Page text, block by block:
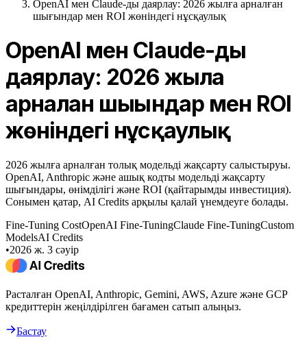
OpenAI мен Claude-ды даярлау: 2026 жылға арналған
шығындар мен ROI жөніндегі нұсқаулық
OpenAI мен Claude-ды
даярлау: 2026 жылға
арналған шығындар мен ROI
жөніндегі нұсқаулық
2026 жылға арналған толық модельді жақсарту салыстыруы.
OpenAI, Anthropic және ашық кодты модельді жақсарту
шығындары, өнімділігі және ROI (қайтарымды инвестиция).
Сонымен қатар, AI Credits арқылы қалай үнемдеуге болады.
Fine-Tuning CostOpenAI Fine-TuningClaude Fine-TuningCustom
ModelsAI Credits
•2026 ж. 3 сәуір
Расталған OpenAI, Anthropic, Gemini, AWS, Azure және GCP
кредиттерін жеңілдірілген бағамен сатып алыңыз.
Бастау